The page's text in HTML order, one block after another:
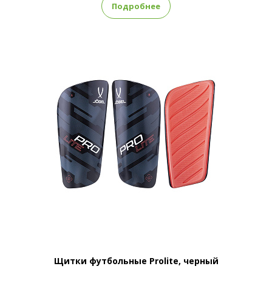
Подробнее
Щитки футбольные Prolite, черный